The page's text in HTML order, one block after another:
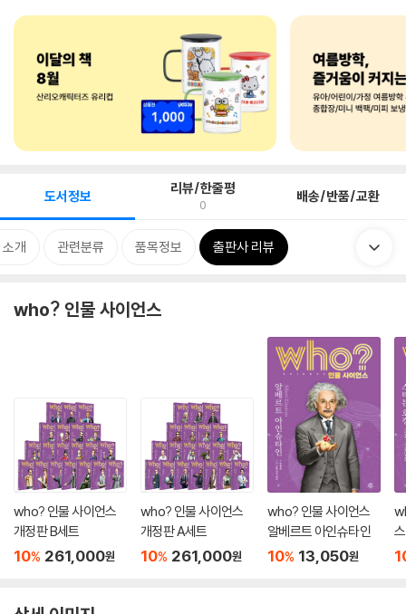
도서정보 리뷰/한줄평
0 배송/반품/교환
개 관련분류 품목정보 출판사 리뷰
who? 인물 사이언스
who? 인물 사이언스
개정판 B세트
10% 261,000원
who? 인물 사이언스
개정판 A세트
10% 261,000원
who? 인물 사이언스
알베르트 아인슈타인
10% 13,050원